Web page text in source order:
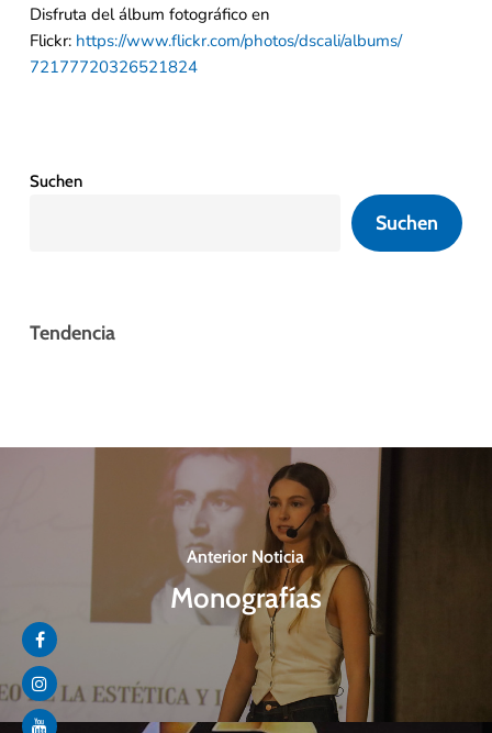
Disfruta del álbum fotográfico en
Flickr: https://www.flickr.com/photos/dscali/albums/
72177720326521824
Suchen
Suchen
Tendencia
Anterior Noticia
Monografías